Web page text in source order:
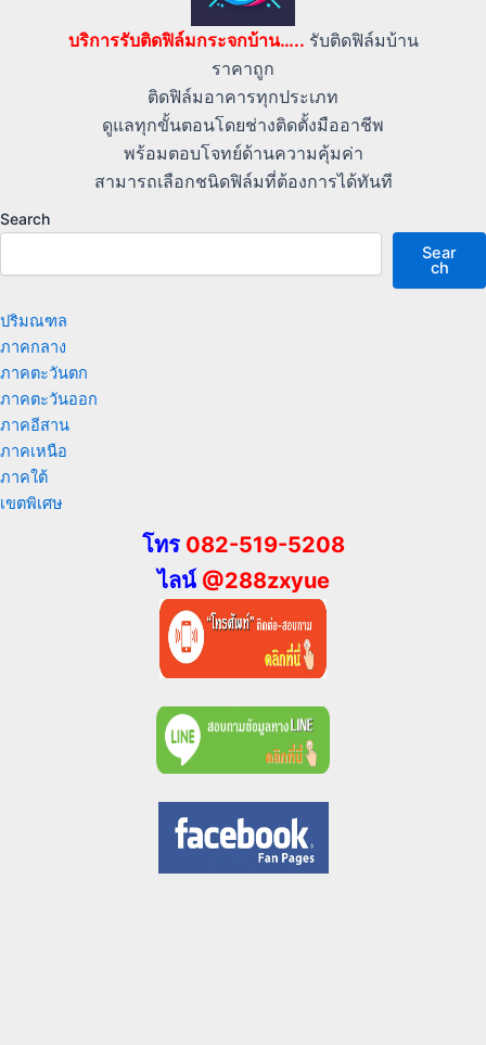
บริการรับติดฟิล์มกระจกบ้าน….. รับติดฟิล์มบ้าน
ราคาถูก
ติดฟิล์มอาคารทุกประเภท
ดูแลทุกขั้นตอนโดยช่างติดตั้งมืออาชีพ
พร้อมตอบโจทย์ด้านความคุ้มค่า
สามารถเลือกชนิดฟิล์มที่ต้องการได้ทันที
Search
Sear
ch
ปริมณฑล
ภาคกลาง
ภาคตะวันตก
ภาคตะวันออก
ภาคอีสาน
ภาคเหนือ
ภาคใต้
เขตพิเศษ
โทร 082-519-5208
ไลน์ @288zxyue